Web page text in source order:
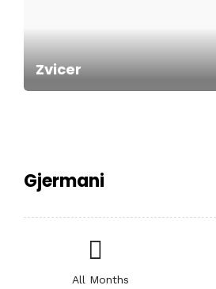
Zvicer
Gjermani
All Months